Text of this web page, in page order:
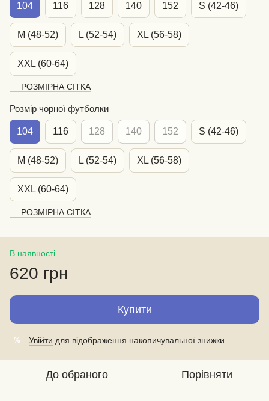
104 116 128 140 152 S (42-46)
M (48-52) L (52-54) XL (56-58)
XXL (60-64)
РОЗМІРНА СІТКА
Розмір чорної футболки
104 116 128 140 152 S (42-46)
M (48-52) L (52-54) XL (56-58)
XXL (60-64)
РОЗМІРНА СІТКА
В наявності
620 грн
Купити
% Увійти для відображення накопичувальної знижки
До обраного Порівняти